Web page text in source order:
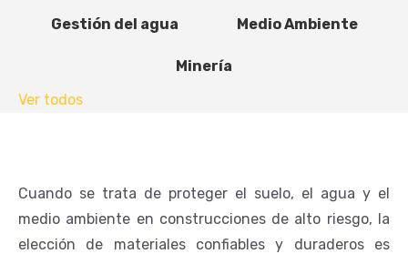
Gestión del agua Medio Ambiente
Minería
Ver todos
Cuando se trata de proteger el suelo, el agua y el
medio ambiente en construcciones de alto riesgo, la
elección de materiales confiables y duraderos es